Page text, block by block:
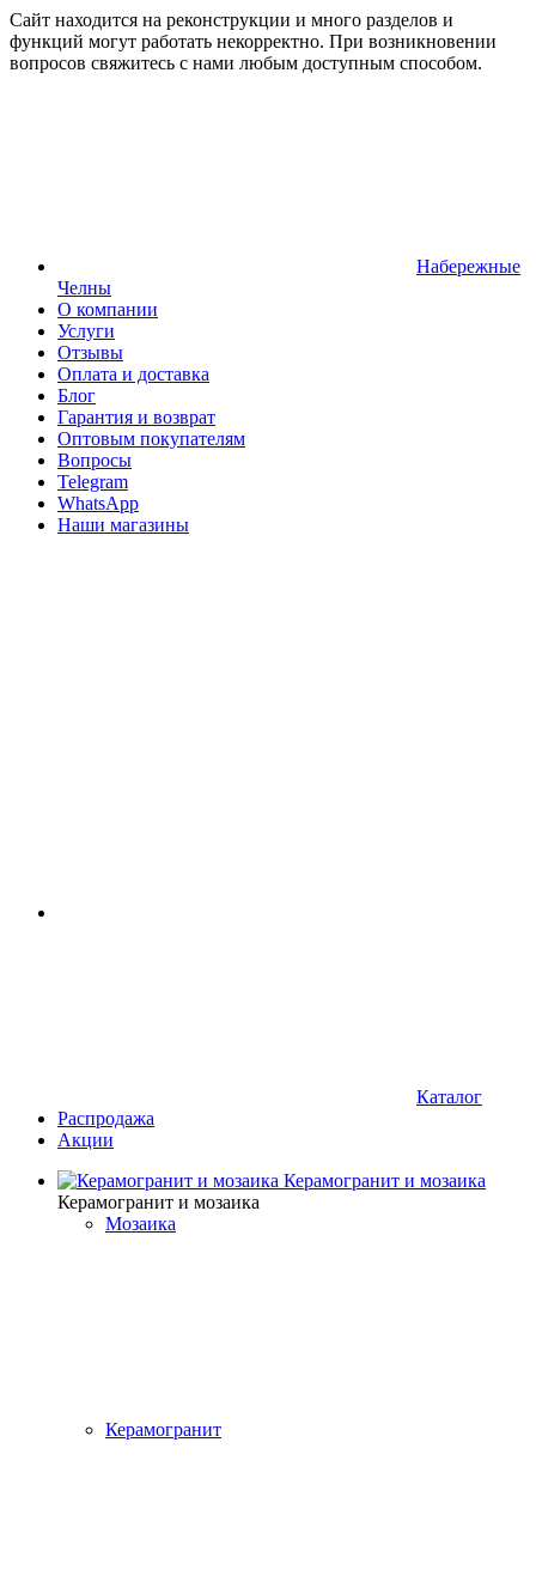
Сайт находится на реконструкции и много разделов и
функций могут работать некорректно. При возникновении
вопросов свяжитесь с нами любым доступным способом.
Набережные
Челны
О компании
Услуги
Отзывы
Оплата и доставка
Блог
Гарантия и возврат
Оптовым покупателям
Вопросы
Telegram
WhatsApp
Наши магазины
Каталог
Распродажа
Акции
Керамогранит и мозаика
Керамогранит и мозаика
Мозаика
Керамогранит